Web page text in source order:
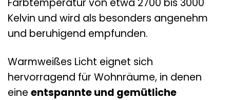
Farbtemperatur von etwa 2700 bis 3000
Kelvin und wird als besonders angenehm
und beruhigend empfunden.
Warmweißes Licht eignet sich
hervorragend für Wohnräume, in denen
eine entspannte und gemütliche